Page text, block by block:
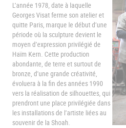
L’année 1978, date à laquelle
Georges Visat ferme son atelier et
quitte Paris, marque le début d’une
période où la sculpture devient le
moyen d’expression privilégié de
Haïm Kern. Cette production
abondante, de terre et surtout de
bronze, d’une grande créativité,
évoluera à la fin des années 1990
vers la réalisation de silhouettes, qui
prendront une place privilégiée dans
les installations de l’artiste liées au
souvenir de la Shoah.